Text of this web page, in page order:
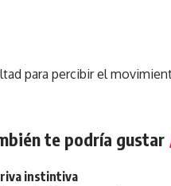
para percibir el
te podría gustar
instintiva